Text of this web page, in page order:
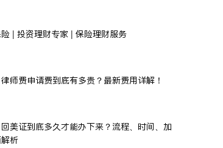
| 投资理财专家 | 保险理财服务
师费申请费到底有多贵？最新费用详解！
美证到底多久才能办下来？流程、时间、加
析